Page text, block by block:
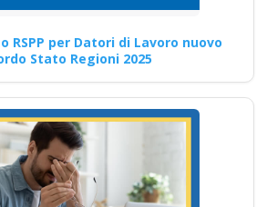
Datore di
Lavoro Nuovo
accordo Stato
Regioni 2025:
Modifiche nel
modulo per
dei
rischi specifici
RSPP per Datori di Lavoro nuovo
Stato Regioni 2025